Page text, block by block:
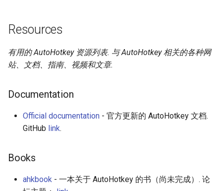
Resources
有用的 AutoHotkey 资源列表. 与 AutoHotkey 相关的各种网
站、文档、指南、视频和文章.
Documentation
Official documentation - 官方更新的 AutoHotkey 文档.
GitHub link.
Books
ahkbook - 一本关于 AutoHotkey 的书（尚未完成）. 论